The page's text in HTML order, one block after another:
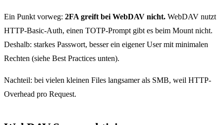
Ein Punkt vorweg: 2FA greift bei WebDAV nicht. WebDAV nutzt
HTTP-Basic-Auth, einen TOTP-Prompt gibt es beim Mount nicht.
Deshalb: starkes Passwort, besser ein eigener User mit minimalen
Rechten (siehe Best Practices unten).
Nachteil: bei vielen kleinen Files langsamer als SMB, weil HTTP-
Overhead pro Request.